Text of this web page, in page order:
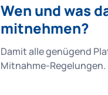
Wen und was
mitnehmen?
Damit alle genügend
Mitnahme-Regelungen.